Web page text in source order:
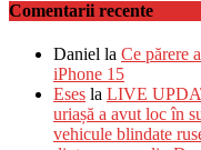
Comentarii recente
Daniel la Ce părere
iPhone 15
Eses la LIVE
uriașă a avut loc în
vehicule blindate